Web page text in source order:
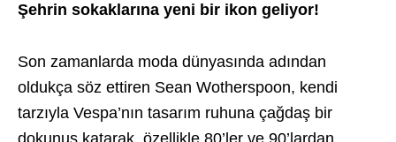
Şehrin sokaklarına yeni bir ikon geliyor!
Son zamanlarda moda dünyasında adından
oldukça söz ettiren Sean Wotherspoon, kendi
tarzıyla Vespa’nın tasarım ruhuna çağdaş bir
dokunuş katarak, özellikle 80’ler ve 90’lardan